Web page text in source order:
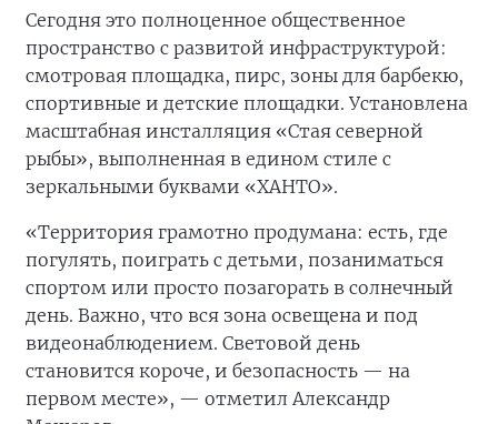
Сегодня это полноценное общественное
пространство с развитой инфраструктурой:
смотровая площадка, пирс, зоны для барбекю,
спортивные и детские площадки. Установлена
масштабная инсталляция «Стая северной
рыбы», выполненная в едином стиле с
зеркальными буквами «ХАНТО».
«Территория грамотно продумана: есть, где
погулять, поиграть с детьми, позаниматься
спортом или просто позагорать в солнечный
день. Важно, что вся зона освещена и под
видеонаблюдением. Световой день
становится короче, и безопасность — на
первом месте», — отметил Александр